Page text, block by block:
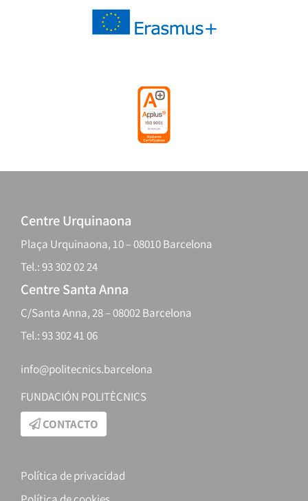
Centre Urquinaona
Plaça Urquinaona, 10 – 08010 Barcelona
Tel.: 93 302 02 24
Centre Santa Anna
C/Santa Anna, 28 – 08002 Barcelona
Tel.: 93 302 41 06
info@politecnics.barcelona
FUNDACIÓN POLITÈCNICS
CONTACTO
Política de privacidad